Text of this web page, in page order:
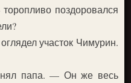
поздоровался
участок Чимурин.
папа. — Он же весь